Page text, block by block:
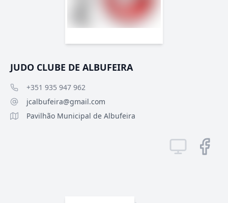
JUDO CLUBE DE ALBUFEIRA
+351 935 947 962
jcalbufeira@gmail.com
Pavilhão Municipal de Albufeira